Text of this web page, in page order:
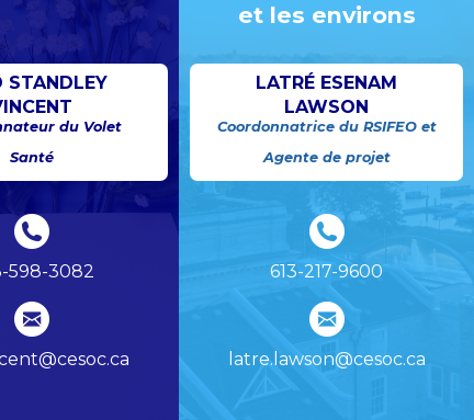
STANDLEY
du Volet
Santé
598-3082
et les environs
LATRÉ ESENAM
LAWSON
Coordonnatrice du RSIFEO et
Agente de projet
613-217-9600
latre.lawson@cesoc.ca